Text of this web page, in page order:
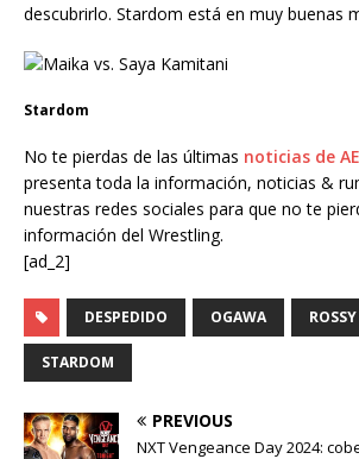
descubrirlo. Stardom está en muy buenas
Stardom
No te pierdas de las últimas noticias de
presenta toda la información, noticias &
nuestras redes sociales para que no te
información del Wrestling.
[ad_2]
DESPEDIDO OGAWA ROSSY
STARDOM
PREVIOUS
NXT Vengeance Day 2024: